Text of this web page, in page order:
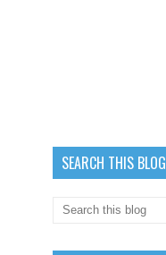
SEARCH THIS BLOG